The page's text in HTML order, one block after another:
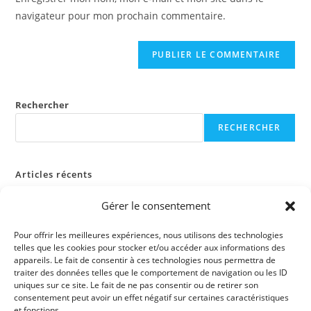
Gérer le consentement
Pour offrir les meilleures expériences, nous utilisons des technologies
telles que les cookies pour stocker et/ou accéder aux informations des
appareils. Le fait de consentir à ces technologies nous permettra de
traiter des données telles que le comportement de navigation ou les ID
uniques sur ce site. Le fait de ne pas consentir ou de retirer son
consentement peut avoir un effet négatif sur certaines caractéristiques
(facultatif)
navigateur pour mon prochain commentaire.
Rechercher
RECHERCHER
Articles récents
Commentaires récents
Aucun commentaire à afficher.